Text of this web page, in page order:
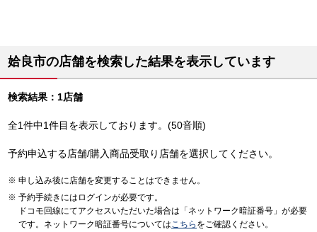
姶良市の店舗を検索した結果を表示しています
検索結果：1店舗
全1件中1件目を表示しております。(50音順)
予約申込する店舗/購入商品受取り店舗を選択してください。
申し込み後に店舗を変更することはできません。
予約手続きにはログインが必要です。
ドコモ回線にてアクセスいただいた場合は「ネットワーク暗証番号」が必要
です。ネットワーク暗証番号についてはこちら をご確認ください。